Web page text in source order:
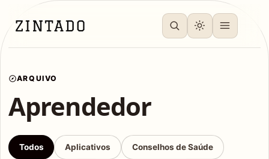
ARQUIVO
Aprendedor
Todos Aplicativos Conselhos de Saúde